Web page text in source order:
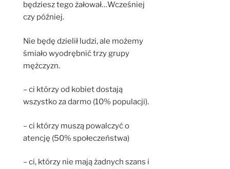
będziesz tego żałował…Wcześniej
czy później.
Nie będę dzielił ludzi, ale możemy
śmiało wyodrębnić trzy grupy
mężczyzn.
– ci którzy od kobiet dostają
wszystko za darmo (10% populacji).
– ci którzy muszą powalczyć o
atencję (50% społeczeństwa)
– ci, którzy nie mają żadnych szans i